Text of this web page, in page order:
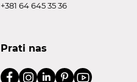
+381 64 645 35 36
Prati nas